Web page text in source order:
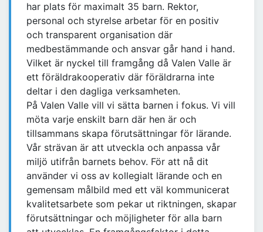
har plats för maximalt 35 barn. Rektor,
personal och styrelse arbetar för en positiv
och transparent organisation där
medbestämmande och ansvar går hand i hand.
Vilket är nyckel till framgång då Valen Valle är
ett föräldrakooperativ där föräldrarna inte
deltar i den dagliga verksamheten.
På Valen Valle vill vi sätta barnen i fokus. Vi vill
möta varje enskilt barn där hen är och
tillsammans skapa förutsättningar för lärande.
Vår strävan är att utveckla och anpassa vår
miljö utifrån barnets behov. För att nå dit
använder vi oss av kollegialt lärande och en
gemensam målbild med ett väl kommunicerat
kvalitetsarbete som pekar ut riktningen, skapar
förutsättningar och möjligheter för alla barn